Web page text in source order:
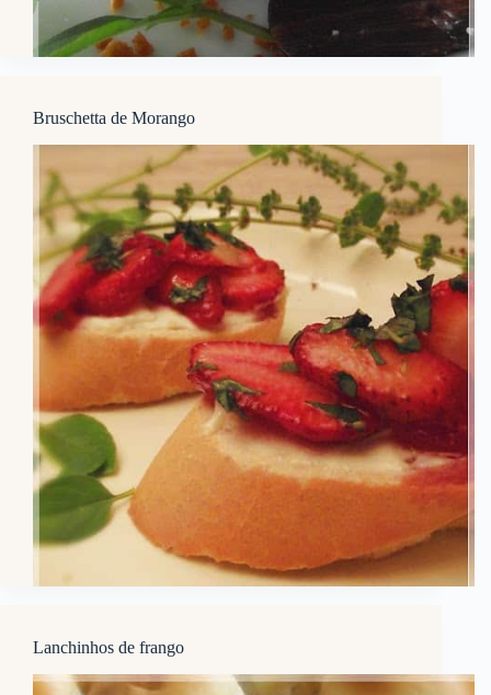
Bruschetta de Morango
Lanchinhos de frango